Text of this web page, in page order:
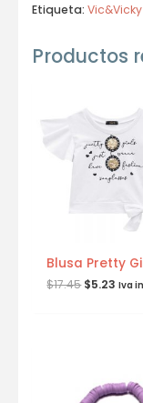
Etiqueta: Vic&Vicky
Productos
Blusa Pretty
$17.45 $5.23 Iva